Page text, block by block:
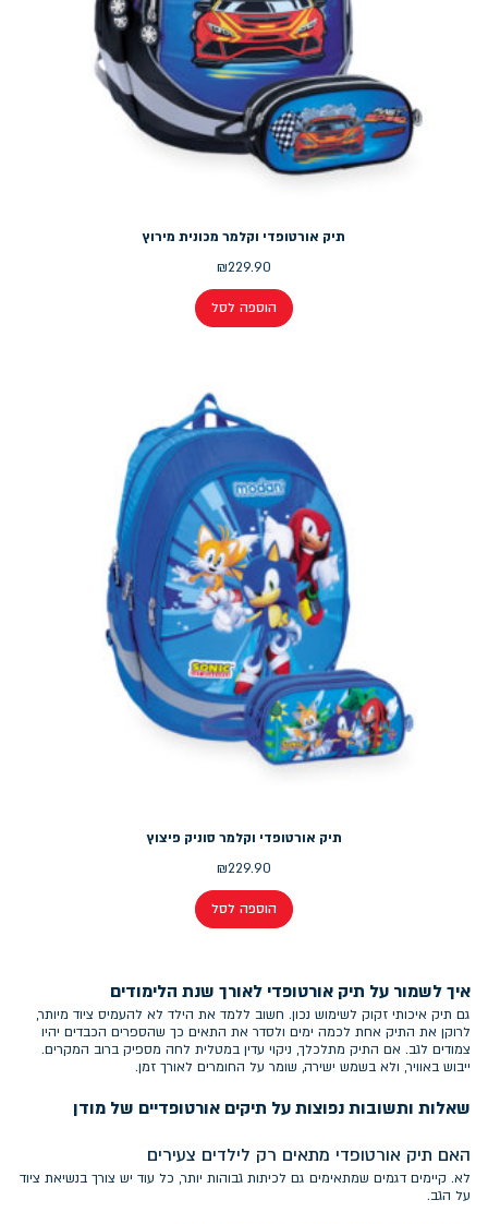
תיק אורטופדי וקלמר מכונית מירוץ
₪229.90
הוספה לסל
תיק אורטופדי וקלמר סוניק פיצוץ
₪229.90
הוספה לסל
איך לשמור על תיק אורטופדי לאורך שנת הלימודים
גם תיק איכותי זקוק לשימוש נכון. חשוב ללמד את הילד לא להעמיס ציוד מיותר,
לרוקן את התיק אחת לכמה ימים ולסדר את התאים כך שהספרים הכבדים יהיו
צמודים לגב. אם התיק מתלכלך, ניקוי עדין במטלית לחה מספיק ברוב המקרים.
ייבוש באוויר, ולא בשמש ישירה, שומר על החומרים לאורך זמן.
שאלות ותשובות נפוצות על תיקים אורטופדיים של מודן
האם תיק אורטופדי מתאים רק לילדים צעירים
לא. קיימים דגמים שמתאימים גם לכיתות גבוהות יותר, כל עוד יש צורך בנשיאת ציוד
על הגב.